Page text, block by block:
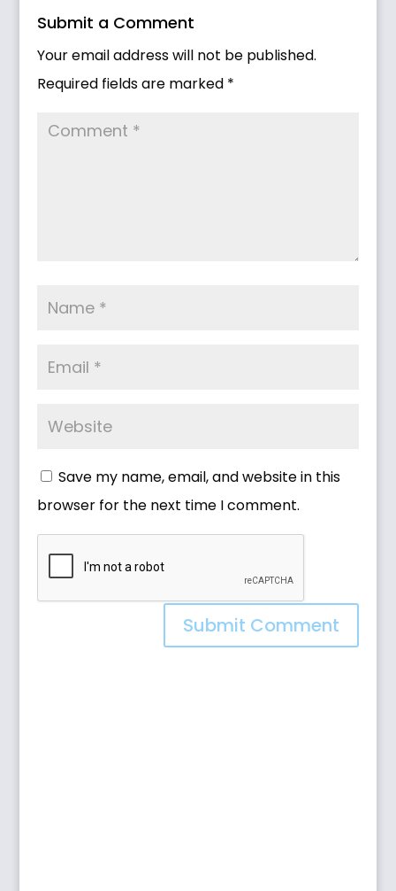
Submit a Comment
Your email address will not be published.
Required fields are marked *
Save my name, email, and website in this
browser for the next time I comment.
Submit Comment